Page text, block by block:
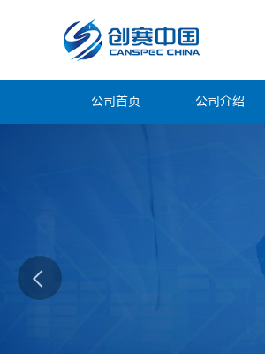
公司首页 公司介绍